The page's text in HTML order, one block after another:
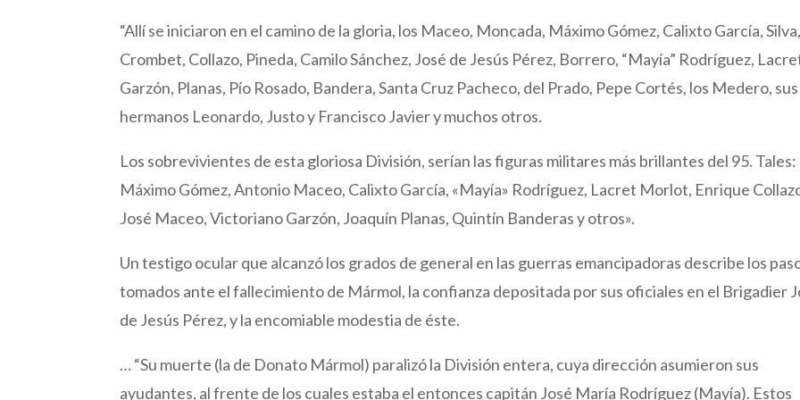
“Allí se iniciaron en el camino de la gloria, los Maceo, Moncada, Máximo Gómez, Calixto García, Silva,
Crombet, Collazo, Pineda, Camilo Sánchez, José de Jesús Pérez, Borrero, “Mayía” Rodríguez,
Garzón, Planas, Pío Rosado, Bandera, Santa Cruz Pacheco, del Prado, Pepe Cortés, los Medero, sus
hermanos Leonardo, Justo y Francisco Javier y muchos otros.
Los sobrevivientes de esta gloriosa División, serían las figuras militares más brillantes del 95. Tales:
Máximo Gómez, Antonio Maceo, Calixto García, «Mayía» Rodríguez, Lacret Morlot, Enrique
José Maceo, Victoriano Garzón, Joaquín Planas, Quintín Banderas y otros».
Un testigo ocular que alcanzó los grados de general en las guerras emancipadoras describe los
tomados ante el fallecimiento de Mármol, la confianza depositada por sus oficiales en el Brigadier
de Jesús Pérez, y la encomiable modestia de éste.
… “Su muerte (la de Donato Mármol) paralizó la División entera, cuya dirección asumieron sus
ayudantes, al frente de los cuales estaba el entonces capitán José María Rodríguez (Mayía). Estos